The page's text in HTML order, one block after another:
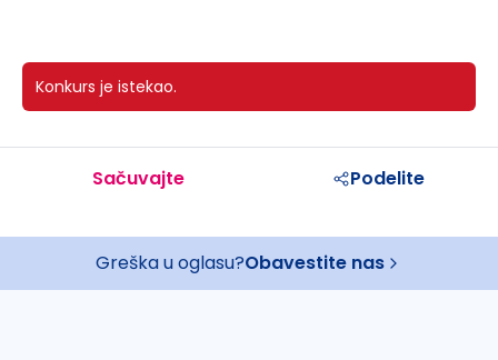
Konkurs je istekao.
Sačuvajte Podelite
Greška u oglasu?Obavestite nas